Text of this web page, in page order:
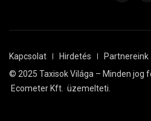
Kapcsolat Hirdetés Partnereink
© 2025 Taxisok Világa – Minden jog
Ecometer Kft. üzemelteti.